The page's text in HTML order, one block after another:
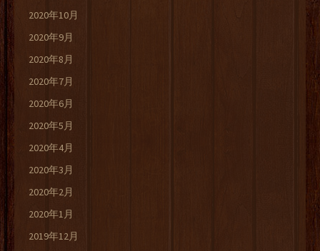
2020年10月
2020年9月
2020年8月
2020年7月
2020年6月
2020年5月
2020年4月
2020年3月
2020年2月
2020年1月
2019年12月